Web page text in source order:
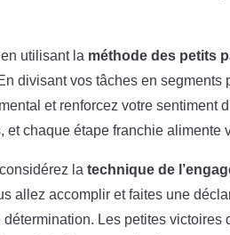
utilisant la méthode des petits
divisant vos tâches en
et renforcez votre sentiment
et chaque étape franchie alimente
latechnique de
allez accomplir et faites une
détermination. Les petites